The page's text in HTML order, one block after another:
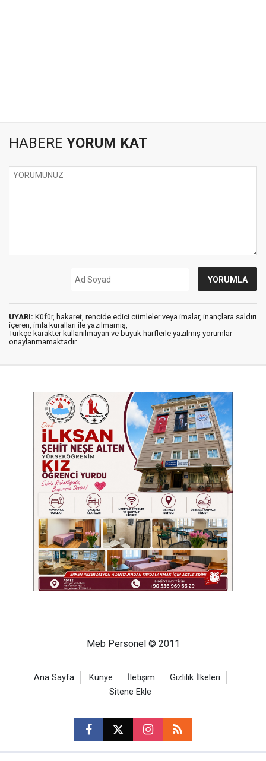
HABERE YORUM KAT
UYARI: Küfür, hakaret, rencide edici cümleler veya imalar, inançlara saldırı
içeren, imla kuralları ile yazılmamış,
Türkçe karakter kullanılmayan ve büyük harflerle yazılmış yorumlar
onaylanmamaktadır.
Meb Personel © 2011
Ana Sayfa Künye İletişim
Gizlilik İlkeleri
Sitene Ekle